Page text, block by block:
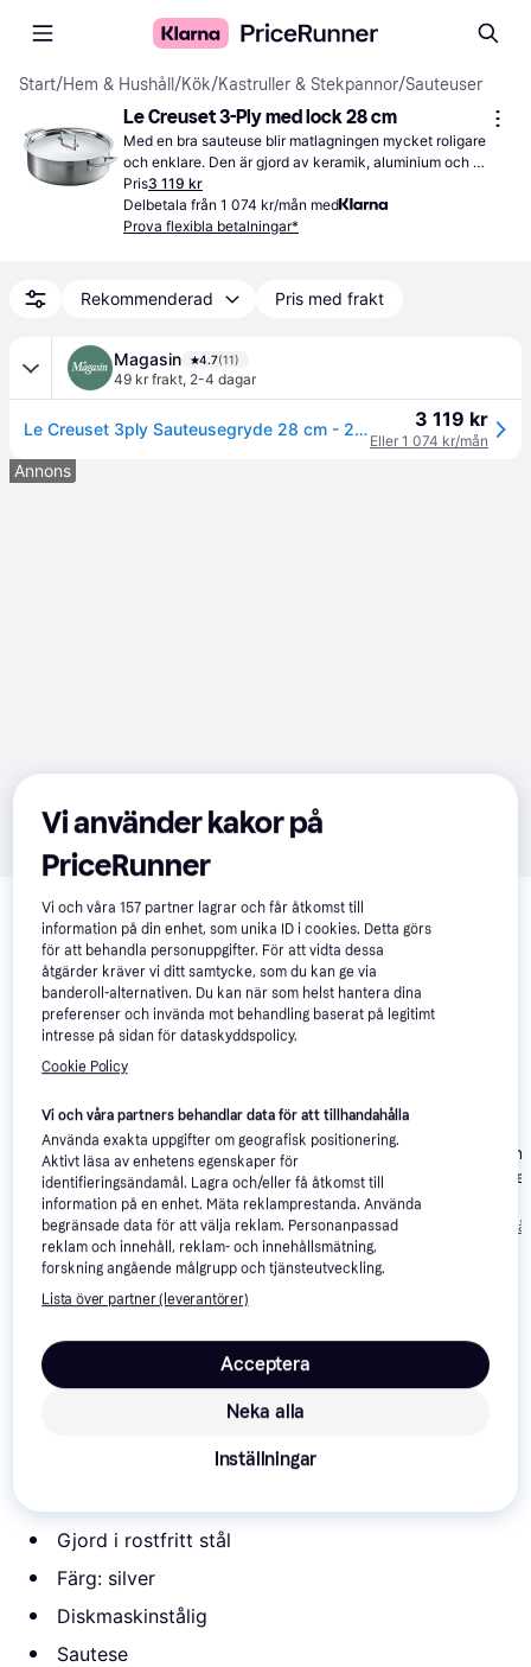
Start/Hem & Hushåll /Kök/Kastruller & Stekpannor/Sauteuser
Le Creuset 3-Ply med lock 28 cm
Med en bra sauteuse blir matlagningen mycket roligare
och enklare. Den är gjord av keramik, aluminium och
rostfritt stål. Tack vare att den bland annat är
diskmaskinstålig slipper du diska för hand.
Pris3 119 kr
Delbetala från 1 074 kr/mån med
Prova flexibla betalningar*
Rekommenderad Pris med frakt
Magasin 4.7(11)
49 kr frakt, 2-4 dagar
Le Creuset 3ply Sauteusegryde 28 cm - 24cm Sauterpannor Från Magasin - No Colour (24cm) 3 119 kr
Eller 1 074 kr/mån
Annons
Relaterade produkter
Vi har plockat fram ett urval av produkter som kanske skulle
intressera dig. Visa alla
Demeyere Atlantis
med lock 2.5 L 22 cm
2 191 kr
Från 755 kr/mån
Mauviel Cook Style 24
cm
3 074 kr
Meyer Hestan
NanoBond
26 cm
5 649 kr
Från 1 946 kr/
Om produkten
Lägsta pris på Le Creuset 3-Ply med lock 28 cm
är
3 119 kr
, vilket är det billigaste priset just nu hos 1
butik.
bort som inflyttningspresent, men också ett bra val
Gjord i rostfritt stål
Färg: silver
Diskmaskinstålig
Sautese
Vi använder kakor på
PriceRunner
Vi och våra157 partner lagrar och får åtkomst till
information på din enhet, som unika ID i cookies. Detta görs
för att behandla personuppgifter. För att vidta dessa
åtgärder kräver vi ditt samtycke, som du kan ge via
banderoll-alternativen. Du kan när som helst hantera dina
preferenser och invända mot behandling baserat på legitimt
intresse på sidan för dataskyddspolicy.
Cookie Policy
Vi och våra partners behandlar data för att tillhandahålla
Använda exakta uppgifter om geografisk positionering.
Aktivt läsa av enhetens egenskaper för
identifieringsändamål. Lagra och/eller få åtkomst till
information på en enhet. Mäta reklamprestanda. Använda
begränsade data för att välja reklam. Personanpassad
reklam och innehåll, reklam- och innehållsmätning,
forskning angående målgrupp och tjänsteutveckling.
Lista över partner (leverantörer)
Neka alla
Acceptera
Inställningar